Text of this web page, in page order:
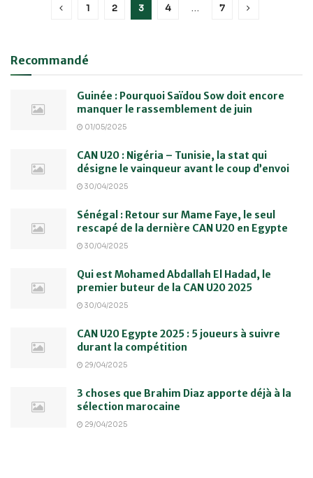
1 2 3 4 … 7
Recommandé
Guinée : Pourquoi Saïdou Sow doit encore
manquer le rassemblement de juin
01/05/2025
CAN U20 : Nigéria – Tunisie, la stat qui
désigne le vainqueur avant le coup d’envoi
30/04/2025
Sénégal : Retour sur Mame Faye, le seul
rescapé de la dernière CAN U20 en Egypte
30/04/2025
Qui est Mohamed Abdallah El Hadad, le
premier buteur de la CAN U20 2025
30/04/2025
CAN U20 Egypte 2025 : 5 joueurs à suivre
durant la compétition
29/04/2025
3 choses que Brahim Diaz apporte déjà à la
sélection marocaine
29/04/2025